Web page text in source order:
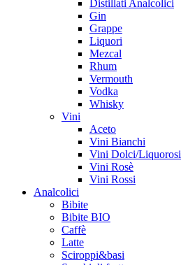
Distillati Analcolici
Gin
Grappe
Liquori
Mezcal
Rhum
Vermouth
Vodka
Whisky
Vini
Aceto
Vini Bianchi
Vini Dolci/Liquorosi
Vini Rosè
Vini Rossi
Analcolici
Bibite
Bibite BIO
Caffè
Latte
Sciroppi&basi